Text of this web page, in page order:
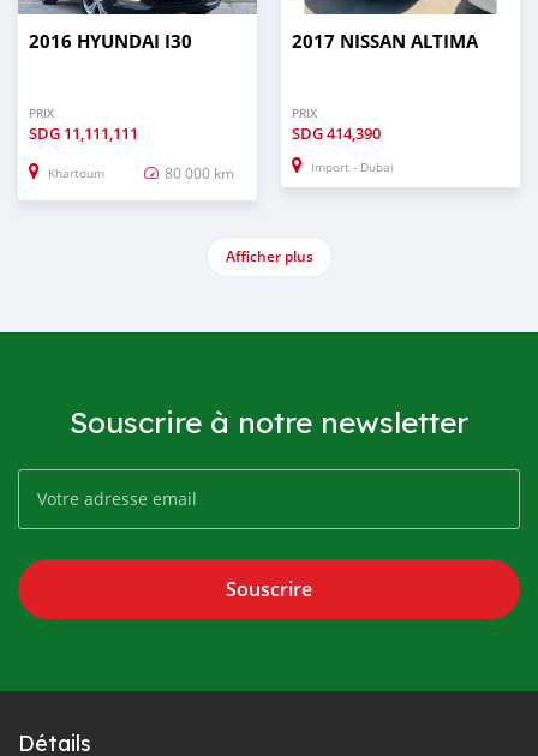
2016 HYUNDAI I30
PRIX
SDG 11,111,111
Khartoum 80 000 km
2017 NISSAN ALTIMA
PRIX
SDG414,390
Import - Dubai
Afficher plus
Souscrire à notre newsletter
Souscrire
Détails